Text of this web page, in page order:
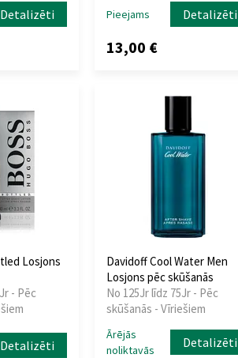
Detalizēti Pieejams Detalizēti
13,00 €
Losjons
- Pēc
Detalizēti
Davidoff Cool Water Men
Losjons pēc skūšanās
No 125Jr līdz 75Jr - Pēc
skūšanās - Vīriešiem
Ārējās
noliktavās
Detalizēti